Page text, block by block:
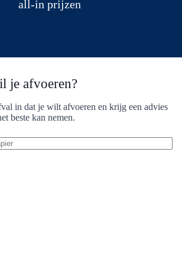
all-in prijzen
je afvoeren?
in dat je wilt afvoeren en krijg een advies
beste kan nemen.